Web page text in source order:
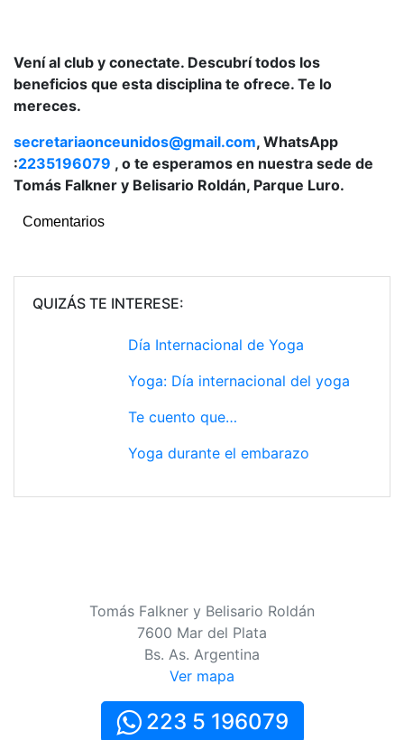
Vení al club y conectate. Descubrí todos los
beneficios que esta disciplina te ofrece. Te lo
mereces.
secretariaonceunidos@gmail.com, WhatsApp
:2235196079 , o te esperamos en nuestra sede de
Tomás Falkner y Belisario Roldán, Parque Luro.
Comentarios
QUIZÁS TE INTERESE:
Día Internacional de Yoga
Yoga: Día internacional del yoga
Te cuento que…
Yoga durante el embarazo
Tomás Falkner y Belisario Roldán
7600 Mar del Plata
Bs. As. Argentina
Ver mapa
223 5 196079